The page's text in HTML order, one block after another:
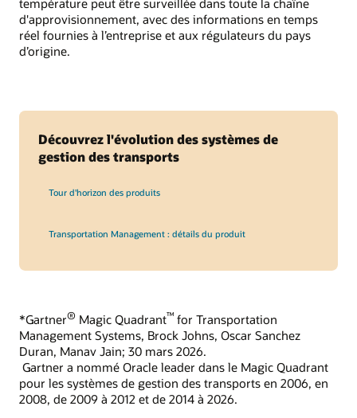
température peut être surveillée dans toute la chaîne
d'approvisionnement, avec des informations en temps
réel fournies à l’entreprise et aux régulateurs du pays
d’origine.
Découvrez l'évolution des systèmes de
gestion des transports
Tour d'horizon des produits
Transportation Management : détails du produit
*Gartner® Magic Quadrant™ for Transportation
Management Systems, Brock Johns, Oscar Sanchez
Duran, Manav Jain; 30 mars 2026.
Gartner a nommé Oracle leader dans le Magic Quadrant
pour les systèmes de gestion des transports en 2006, en
2008, de 2009 à 2012 et de 2014 à 2026.